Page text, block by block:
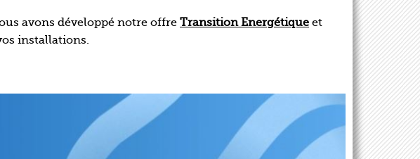
avons développé notre offre Transition Energétique et
installations.